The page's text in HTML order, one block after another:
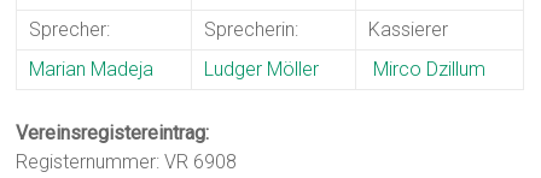
Sprecher: Sprecherin:
Kassierer
Marian Madeja
Ludger Möller Mirco Dzillum
Vereinsregistereintrag:
Registernummer: VR 6908